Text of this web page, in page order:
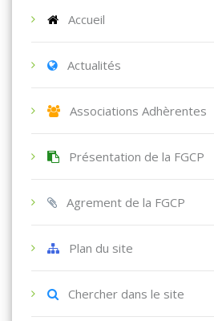
Accueil
Actualités
Associations Adhèrentes
Présentation de la FGCP
Agrement de la FGCP
Plan du site
Chercher dans le site